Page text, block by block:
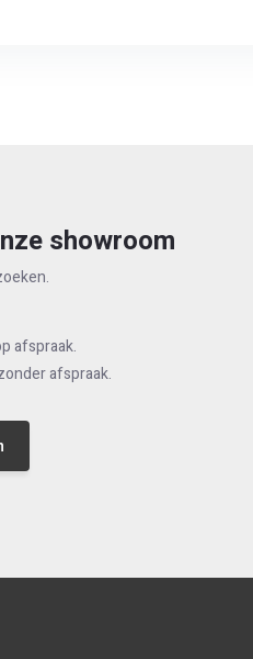
showroom
afspraak.
afspraak.